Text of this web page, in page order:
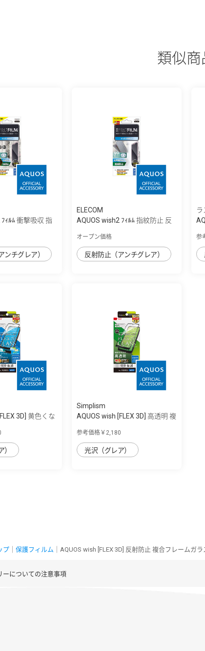
類似商
ｨﾙﾑ 衝撃吸収 指
ンチグレア）
ELECOM
AQUOS wish2 ﾌｨﾙﾑ 指紋防止 反
オープン価格
反射防止（アンチグレア）
参
3D] 黄色くな
Simplism
AQUOS wish [FLEX 3D] 高透明 複
参考価格￥2,180
光沢（グレア）
プ 保護フィルム ｜AQUOS wish [FLEX 3D] 反射防止 複合フレームガラ
ーについての注意事項